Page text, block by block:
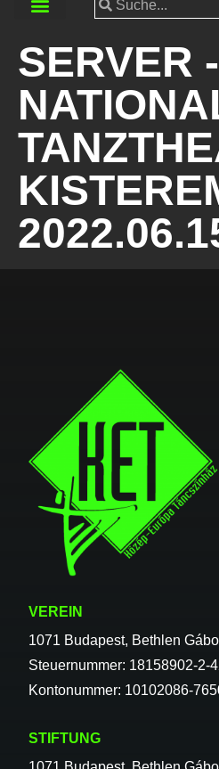
SERVER -
VEREIN
1071 Budapest, Bethlen
Steuernummer: 18158902-2-
Kontonummer: 10102086-
STIFTUNG